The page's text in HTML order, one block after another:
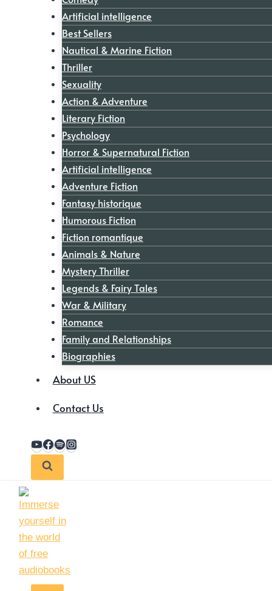
Artificial intelligence
Best Sellers
Nautical & Marine Fiction
Thriller
Sexuality
Action & Adventure
Literary Fiction
Psychology
Horror & Supernatural Fiction
Artificial intelligence
Adventure Fiction
Fantasy historique
Humorous Fiction
Fiction romantique
Animals & Nature
Mystery Thriller
Legends & Fairy Tales
War & Military
Romance
Family and Relationships
Biographies
About US
Contact Us